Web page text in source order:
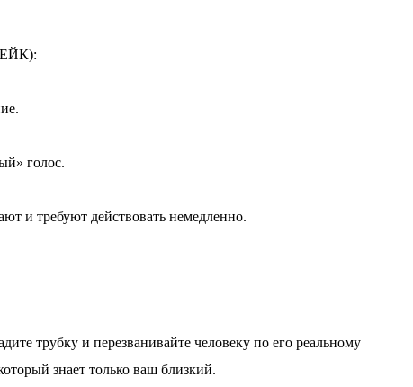
голос.
и требуют действовать немедленно.
трубку и перезванивайте человеку по его реальному
знает только ваш близкий.